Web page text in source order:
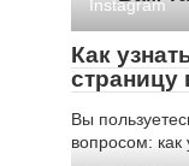
Instagram
Как
страницу
Вы
вопросом: как